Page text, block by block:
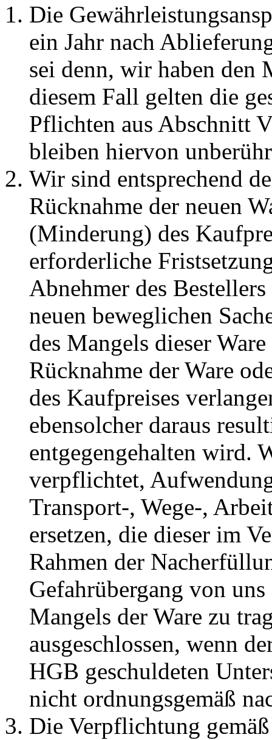
Die
ein Jahr nach
sei denn, wir haben den
diesem Fall gelten die
Pflichten aus Abschnitt
bleiben hiervon
Wir sind entsprechend
Rücknahme der neuen
(Minderung) des
erforderliche
Abnehmer des
neuen beweglichen
des Mangels dieser
Rücknahme der Ware
des Kaufpreises
ebensolcher daraus
entgegengehalten wird.
verpflichtet,
Transport-, Wege-,
ersetzen, die dieser im
Rahmen der
Gefahrübergang von
Mangels der Ware zu
ausgeschlossen, wenn
HGB geschuldeten
nicht ordnungsgemäß
Die Verpflichtung